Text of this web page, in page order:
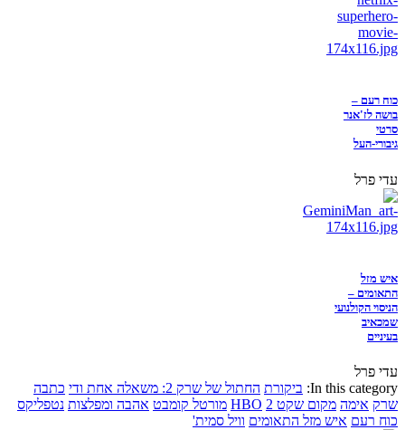
כוח רעם –
בושה לז'אנר
סרטי
גיבורי-העל
עדי פרל
איש מזל
התאומים –
הניסוי הקולנועי
שמכאיב
בעיניים
עדי פרל
In this category: ביקורת החתול של שרק 2: משאלה אחת ודי
כתבה
שרק אימה מקום שקט 2 HBO מורטל קומבט אהבה ומפלצות נטפליקס
כוח רעם איש מזל התאומים וויל סמית'